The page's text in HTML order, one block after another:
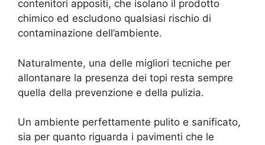
contenitori appositi, che isolano il prodotto
chimico ed escludono qualsiasi rischio di
contaminazione dell’ambiente.
Naturalmente, una delle migliori tecniche per
allontanare la presenza dei topi resta sempre
quella della prevenzione e della pulizia.
Un ambiente perfettamente pulito e sanificato,
sia per quanto riguarda i pavimenti che le